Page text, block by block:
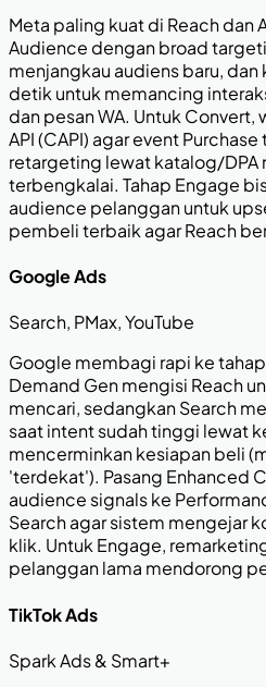
Meta paling kuat di Reach dan
Audience dengan broad
menjangkau audiens baru,
detik untuk memancing
dan pesan WA. Untuk
API (CAPI) agar event
retargeting lewat katalog/DPA
terbengkalai. Tahap Engage
audience pelanggan untuk
pembeli terbaik agar Reach
Google Ads
Search, PMax, YouTube
Google membagi rapi ke tahap
Demand Gen mengisi Reach
mencari, sedangkan Search
saat intent sudah tinggi lewat
mencerminkan kesiapan beli
'terdekat'). Pasang Enhanced
audience signals ke
Search agar sistem mengejar
klik. Untuk Engage,
pelanggan lama mendorong
TikTok Ads
Spark Ads & Smart+